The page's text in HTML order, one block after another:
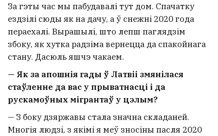
За гэты час мы пабудавалі тут дом. Спачатку
ездзілі сюды як на дачу, а ў снежні 2020 года
пераехалі. Вырашылі, што лепш паглядзім
збоку, як хутка радзіма вернецца да спакойнага
стану. Дасюль яшчэ чакаем.
— Як за апошнія гады ў Латвіі змянілася
стаўленне да вас у прыватнасці і да
рускамоўных мігрантаў у цэлым?
— З боку дзяржавы стала значна складаней.
Многія людзі, з якімі я меў зносіны пасля 2020